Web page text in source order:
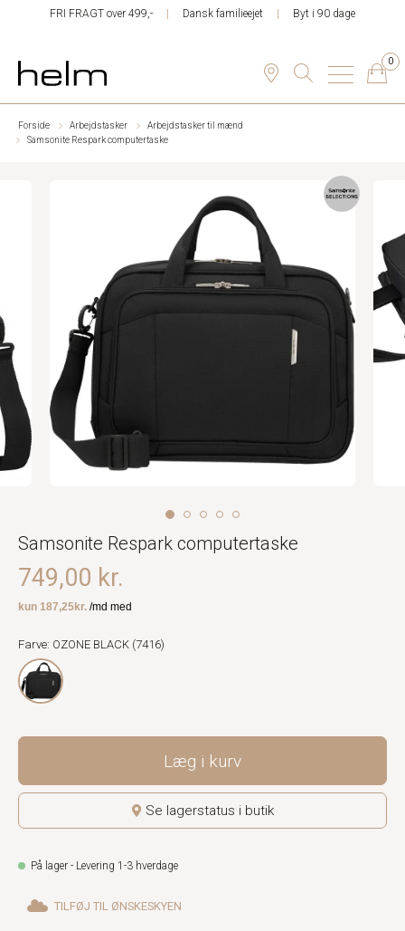
FRI FRAGT over 499,- Dansk familieejet Byt i 90 dage
0
Forside Arbejdstasker
Arbejdstasker til mænd
Samsonite Respark computertaske
Samsonite Respark computertaske
749,00 kr.
Farve: OZONE BLACK (7416)
Læg i kurv
Se lagerstatus i butik
På lager - Levering 1-3 hverdage
TILFØJ TIL ØNSKESKYEN